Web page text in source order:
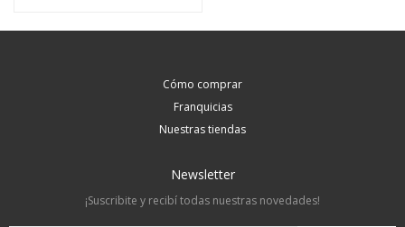
Cómo comprar
Franquicias
Nuestras tiendas
Newsletter
¡Suscribite y recibí todas nuestras novedades!